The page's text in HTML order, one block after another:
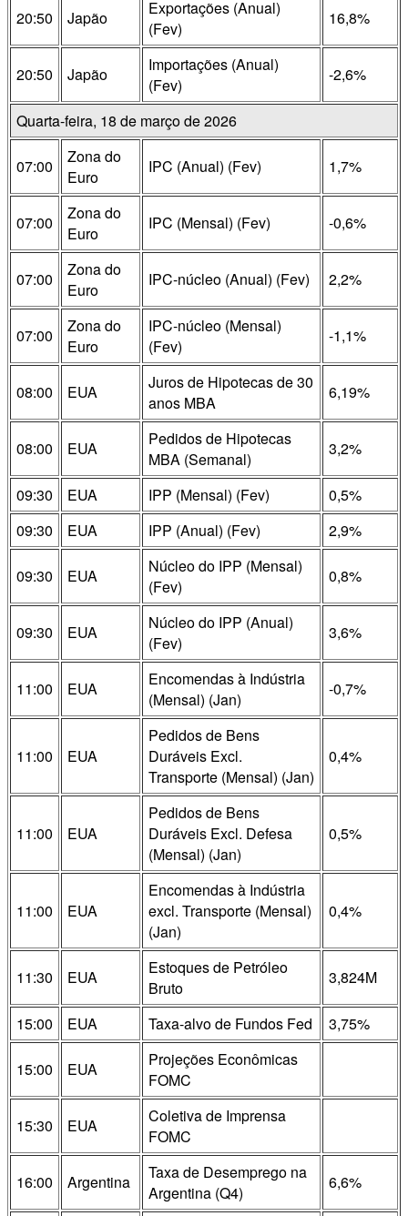
20:50 Japão
Exportações (Anual)
(Fev)
16,8%
20:50 Japão
Importações (Anual)
(Fev)
-2,6%
Quarta-feira, 18 de março de 2026
07:00
Zona do
Euro
IPC (Anual) (Fev) 1,7%
07:00
Zona do
Euro
IPC (Mensal) (Fev) -0,6%
07:00
Zona do
Euro
IPC-núcleo (Anual) (Fev) 2,2%
07:00
Zona do
Euro
IPC-núcleo (Mensal)
(Fev)
-1,1%
08:00 EUA
Juros de Hipotecas de 30
anos MBA
6,19%
08:00 EUA
Pedidos de Hipotecas
MBA (Semanal)
3,2%
09:30 EUA IPP (Mensal) (Fev)
0,5%
09:30
EUA IPP (Anual) (Fev) 2,9%
09:30 EUA
Núcleo do IPP (Mensal)
(Fev)
0,8%
09:30 EUA
Núcleo do IPP (Anual)
(Fev)
3,6%
11:00 EUA
Encomendas à Indústria
(Mensal) (Jan)
-0,7%
11:00 EUA
Pedidos de Bens
Duráveis Excl.
Transporte (Mensal) (Jan)
0,4%
11:00 EUA
Pedidos de Bens
Duráveis Excl. Defesa
(Mensal) (Jan)
0,5%
11:00 EUA
Encomendas à Indústria
excl. Transporte (Mensal)
(Jan)
0,4%
11:30 EUA
Estoques de Petróleo
Bruto
3,824M
15:00 EUA Taxa-alvo de Fundos Fed 3,75%
15:00 EUA
Projeções Econômicas
FOMC
15:30 EUA
Coletiva de Imprensa
FOMC
16:00 Argentina
Taxa de Desemprego na
Argentina (Q4)
6,6%